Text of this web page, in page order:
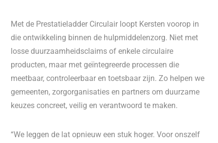
Met de Prestatieladder Circulair loopt Kersten voorop in
die ontwikkeling binnen de hulpmiddelenzorg. Niet met
losse duurzaamheidsclaims of enkele circulaire
producten, maar met geïntegreerde processen die
meetbaar, controleerbaar en toetsbaar zijn. Zo helpen we
gemeenten, zorgorganisaties en partners om duurzame
keuzes concreet, veilig en verantwoord te maken.
“We leggen de lat opnieuw een stuk hoger. Voor onszelf